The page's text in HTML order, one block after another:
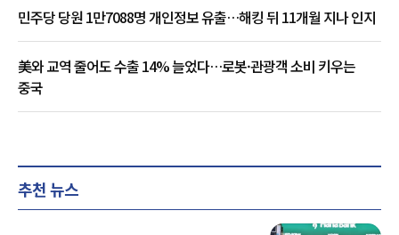
민주당 당원 1만7088명 개인정보 유출…해킹 뒤 11개월 지나 인지
美와 교역 줄어도 수출 14% 늘었다…로봇·관광객 소비 키우는
중국
추천 뉴스